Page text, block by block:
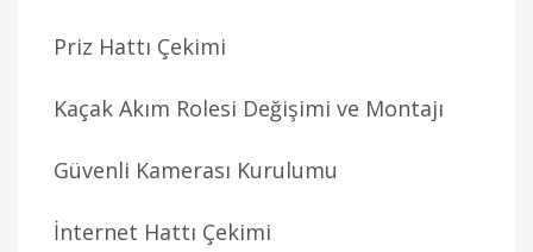
Priz Hattı Çekimi
Kaçak Akım Rolesi Değişimi ve Montajı
Güvenli Kamerası Kurulumu
İnternet Hattı Çekimi